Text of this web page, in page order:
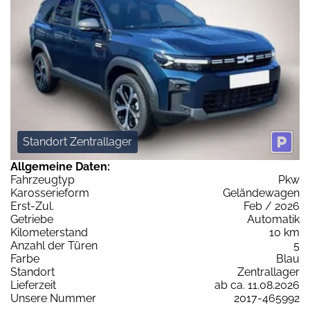
Standort Zentrallager
Allgemeine Daten:
Fahrzeugtyp
Pkw
Karosserieform
Geländewagen
Erst-Zul.
Feb / 2026
Getriebe
Automatik
Kilometerstand
10 km
Anzahl der Türen
5
Farbe
Blau
Standort
Zentrallager
Lieferzeit
ab ca. 11.08.2026
Unsere Nummer
2017-465992